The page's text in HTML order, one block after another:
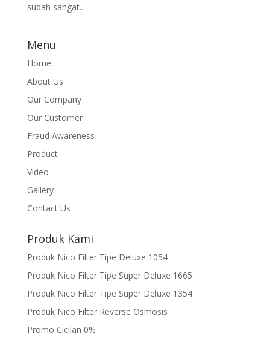
sudah sangat...
Menu
Home
About Us
Our Company
Our Customer
Fraud Awareness
Product
Video
Gallery
Contact Us
Produk Kami
Produk Nico Filter Tipe Deluxe 1054
Produk Nico Filter Tipe Super Deluxe 1665
Produk Nico Filter Tipe Super Deluxe 1354
Produk Nico Filter Reverse Osmosis
Promo Cicilan 0%